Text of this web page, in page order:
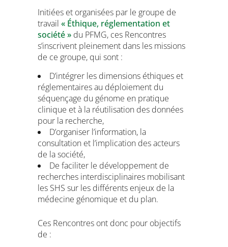
Initiées et organisées par le groupe de
travail « Éthique, réglementation et
société » du PFMG, ces Rencontres
s’inscrivent pleinement dans les missions
de ce groupe, qui sont :
D’intégrer les dimensions éthiques et
réglementaires au déploiement du
séquençage du génome en pratique
clinique et à la réutilisation des données
pour la recherche,
D’organiser l’information, la
consultation et l’implication des acteurs
de la société,
De faciliter le développement de
recherches interdisciplinaires mobilisant
les SHS sur les différents enjeux de la
médecine génomique et du plan.
Ces Rencontres ont donc pour objectifs
de :